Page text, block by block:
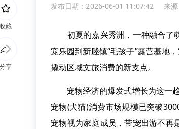
发布日期：2026-06-01 11:07:42 来源
初夏的嘉兴秀洲，一种融合了萌
宠乐园到新塍镇“毛孩子”露营基地
撬动区域文旅消费的新支点。
宠物经济的爆发式增长为这一趋
宠物(犬猫)消费市场规模已突破
宠物视为家庭成员，带宠出游不再
收藏
分享